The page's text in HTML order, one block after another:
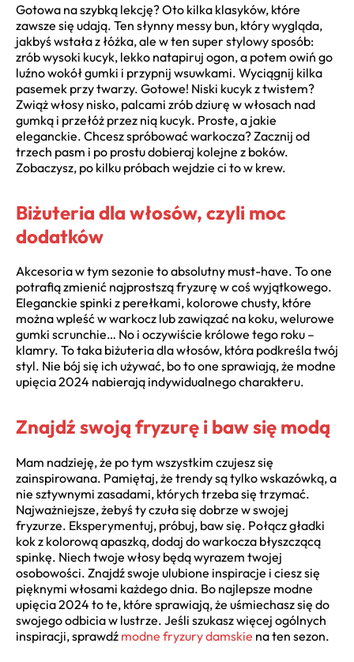
Gotowa na szybką lekcję? Oto kilka klasyków, które
zawsze się udają. Ten słynny messy bun, który wygląda,
jakbyś wstała z łóżka, ale w ten super stylowy sposób:
zrób wysoki kucyk, lekko natapiruj ogon, a potem owiń go
luźno wokół gumki i przypnij wsuwkami. Wyciągnij kilka
pasemek przy twarzy. Gotowe! Niski kucyk z twistem?
Zwiąż włosy nisko, palcami zrób dziurę w włosach nad
gumką i przełóż przez nią kucyk. Proste, a jakie
eleganckie. Chcesz spróbować warkocza? Zacznij od
trzech pasm i po prostu dobieraj kolejne z boków.
Zobaczysz, po kilku próbach wejdzie ci to w krew.
Biżuteria dla włosów, czyli moc
dodatków
Akcesoria w tym sezonie to absolutny must-have. To one
potrafią zmienić najprostszą fryzurę w coś wyjątkowego.
Eleganckie spinki z perełkami, kolorowe chusty, które
można wpleść w warkocz lub zawiązać na koku, welurowe
gumki scrunchie… No i oczywiście królowe tego roku –
klamry. To taka biżuteria dla włosów, która podkreśla twój
styl. Nie bój się ich używać, bo to one sprawiają, że modne
upięcia 2024 nabierają indywidualnego charakteru.
Znajdź swoją fryzurę i baw się modą
Mam nadzieję, że po tym wszystkim czujesz się
zainspirowana. Pamiętaj, że trendy są tylko wskazówką, a
nie sztywnymi zasadami, których trzeba się trzymać.
Najważniejsze, żebyś ty czuła się dobrze w swojej
fryzurze. Eksperymentuj, próbuj, baw się. Połącz gładki
kok z kolorową apaszką, dodaj do warkocza błyszczącą
spinkę. Niech twoje włosy będą wyrazem twojej
osobowości. Znajdź swoje ulubione inspiracje i ciesz się
pięknymi włosami każdego dnia. Bo najlepsze modne
upięcia 2024 to te, które sprawiają, że uśmiechasz się do
swojego odbicia w lustrze. Jeśli szukasz więcej ogólnych
inspiracji, sprawdź modne fryzury damskie na ten sezon.